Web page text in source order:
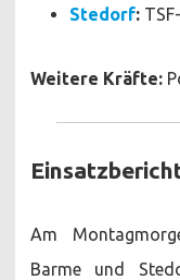
Stedorf:
Weitere Kräfte:
Am
Barme und